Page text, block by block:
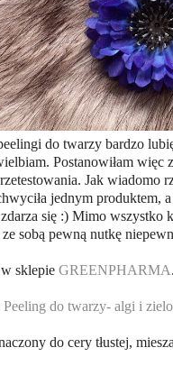
do twarzy bardzo
Postanowiłam więc
Jak wiadomo
jednym produktem,
się :) Mimo wszystko
sobą pewną nutkę
sklepie GREENPHARMA.
do twarzy- algi i
do cery tłustej,